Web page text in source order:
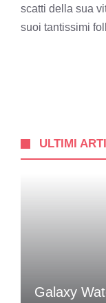
scatti della sua
suoi tantissimi
ULTIMI
Galaxy